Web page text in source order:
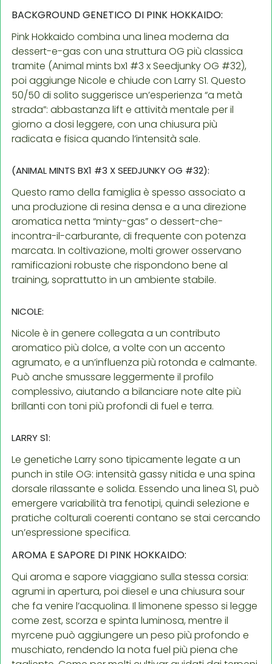
BACKGROUND GENETICO DI PINK HOKKAIDO:
Pink Hokkaido combina una linea moderna da
dessert-e-gas con una struttura OG più classica
tramite (Animal mints bx1 #3 x Seedjunky OG #32),
poi aggiunge Nicole e chiude con Larry S1. Questo
50/50 di solito suggerisce un’esperienza “a metà
strada”: abbastanza lift e attività mentale per il
giorno a dosi leggere, con una chiusura più
radicata e fisica quando l’intensità sale.
(ANIMAL MINTS BX1 #3 X SEEDJUNKY OG #32):
Questo ramo della famiglia è spesso associato a
una produzione di resina densa e a una direzione
aromatica netta “minty-gas” o dessert-che-
incontra-il-carburante, di frequente con potenza
marcata. In coltivazione, molti grower osservano
ramificazioni robuste che rispondono bene al
training, soprattutto in un ambiente stabile.
NICOLE:
Nicole è in genere collegata a un contributo
aromatico più dolce, a volte con un accento
agrumato, e a un’influenza più rotonda e calmante.
Può anche smussare leggermente il profilo
complessivo, aiutando a bilanciare note alte più
brillanti con toni più profondi di fuel e terra.
LARRY S1:
Le genetiche Larry sono tipicamente legate a un
punch in stile OG: intensità gassy nitida e una spina
dorsale rilassante e solida. Essendo una linea S1, può
emergere variabilità tra fenotipi, quindi selezione e
pratiche colturali coerenti contano se stai cercando
un’espressione specifica.
AROMA E SAPORE DI PINK HOKKAIDO:
Qui aroma e sapore viaggiano sulla stessa corsia:
agrumi in apertura, poi diesel e una chiusura sour
che fa venire l’acquolina. Il limonene spesso si legge
come zest, scorza e spinta luminosa, mentre il
myrcene può aggiungere un peso più profondo e
muschiato, rendendo la nota fuel più piena che